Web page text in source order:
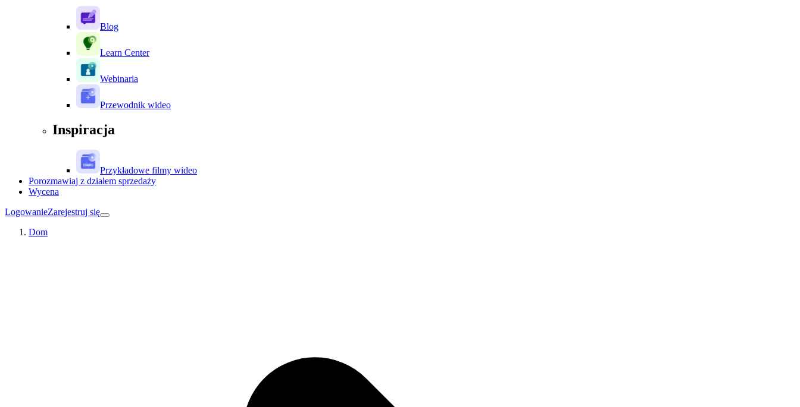
Blog
Learn Center
Webinaria
Przewodnik wideo
Inspiracja
Przykładowe filmy wideo
Porozmawiaj z działem sprzedaży
Wycena
LogowanieZarejestruj się
Dom